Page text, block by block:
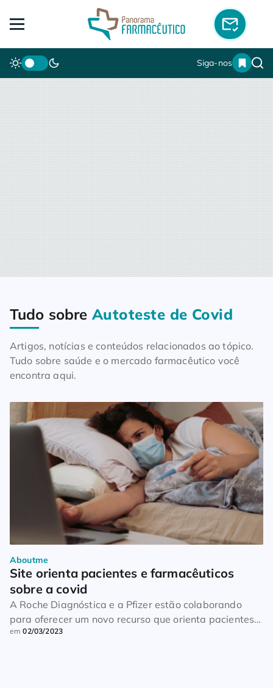
Siga-nos
Home Blog Tudo sobre Autoteste de Covid
Tudo sobre Autoteste de Covid
Artigos, notícias e conteúdos relacionados ao tópico.
Tudo sobre saúde e o mercado farmacêutico você
encontra aqui.
Aboutme
Site orienta pacientes e farmacêuticos
sobre a covid
A Roche Diagnóstica e a Pfizer estão colaborando
para oferecer um novo recurso que orienta pacientes,
farmacêuticos e outros profissionais de saúde sobre a
em02/03/2023